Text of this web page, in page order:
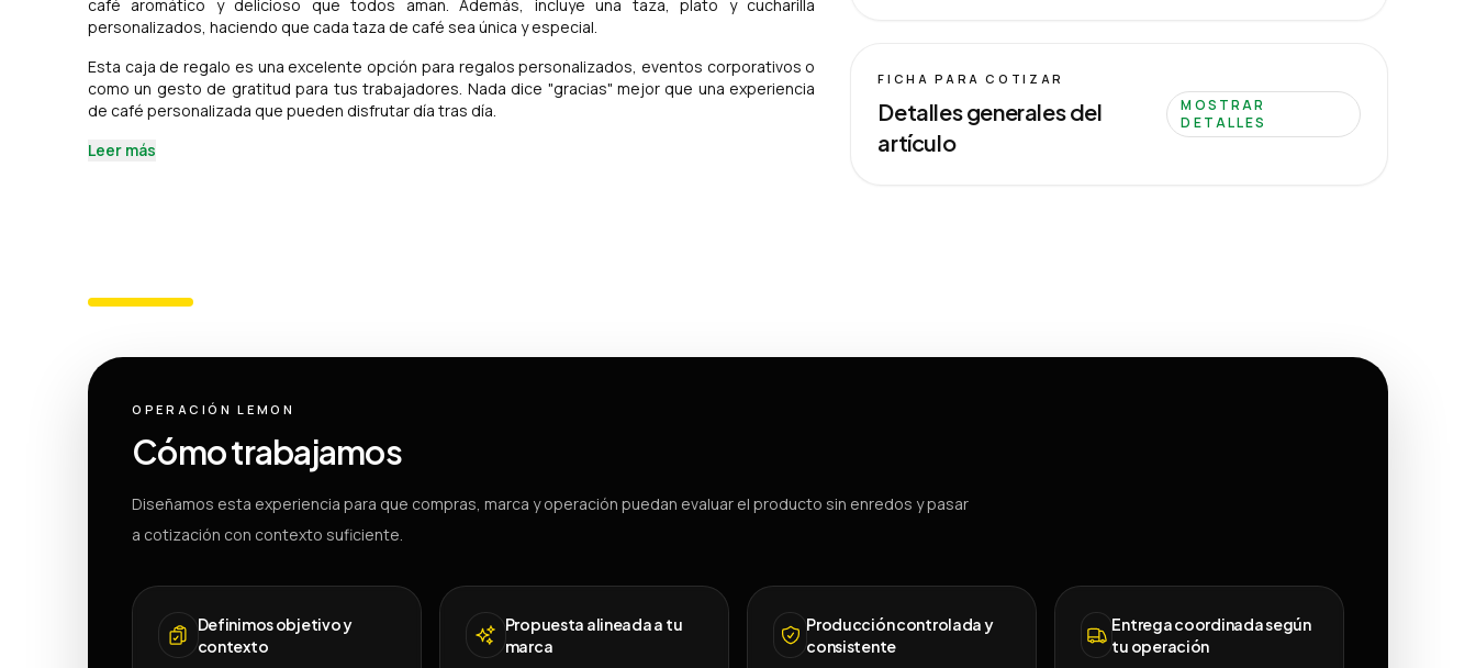
café aromático y delicioso que todos aman. Además, incluye una taza, plato y cucharilla
personalizados, haciendo que cada taza de café sea única y especial.
Esta caja de regalo es una excelente opción para regalos personalizados, eventos corporativos o
como un gesto de gratitud para tus trabajadores. Nada dice "gracias" mejor que una experiencia
de café personalizada que pueden disfrutar día tras día.
Leer más
FICHA PARA COTIZAR
Detalles generales del
artículo
MOSTRAR
DETALLES
OPERACIÓN LEMON
Cómo trabajamos
Diseñamos esta experiencia para que compras, marca y operación puedan evaluar el producto sin enredos y pasar
a cotización con contexto suficiente.
Definimos objetivo y
contexto
Propuesta alineada a tu
marca
Producción controlada y
consistente
Entrega coordinada según
tu operación